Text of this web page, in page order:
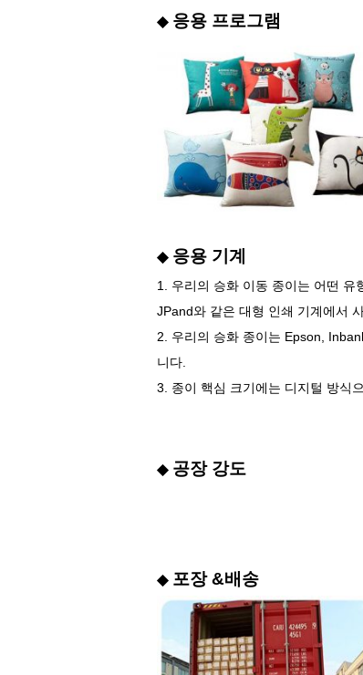
◆응용 프로그램
◆응용 기계
1. 우리의 승화 이동 종이는 어떤
JPand와 같은 대형 인쇄 기계에서
2. 우리의 승화 종이는 Epson,
니다.
3. 종이 핵심 크기에는 디지털 방식
◆공장 강도
◆포장 &배송